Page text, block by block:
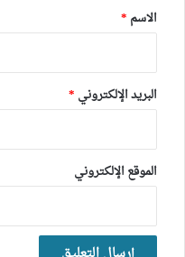
*
الاسم *
البريد الإلكتروني *
الموقع الإلكتروني